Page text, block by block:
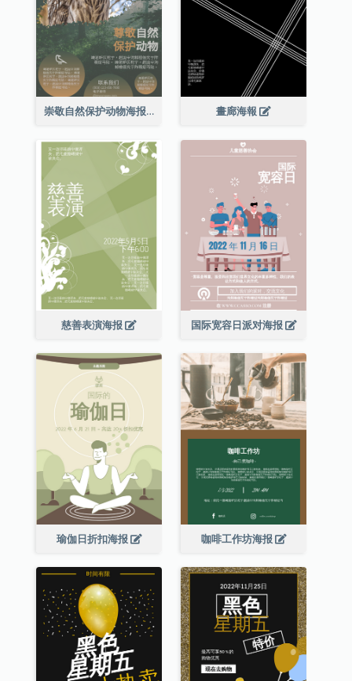
崇敬自然保护动物海报 畫廊海報
慈善表演海报 国际宽容日派对海报
瑜伽日折扣海报 咖啡工作坊海报